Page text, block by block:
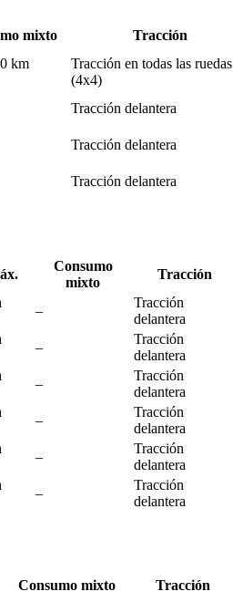
mixto Tracción
km
Tracción en todas las ruedas
(4x4)
Tracción delantera
Tracción delantera
Tracción delantera
Consumo
mixto
Tracción
–
Tracción
delantera
–
Tracción
delantera
–
Tracción
delantera
–
Tracción
delantera
–
Tracción
delantera
–
Tracción
delantera
Consumo mixto Tracción